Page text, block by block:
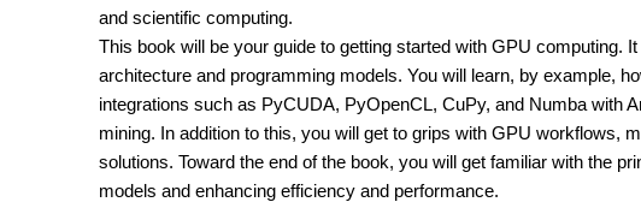
and scientific computing.
This book will be your guide to getting started with GPU computing.
architecture and programming models. You will learn, by example,
integrations such as PyCUDA, PyOpenCL, CuPy, and Numba with
mining. In addition to this, you will get to grips with GPU workflows,
solutions. Toward the end of the book, you will get familiar with the
models and enhancing efficiency and performance.